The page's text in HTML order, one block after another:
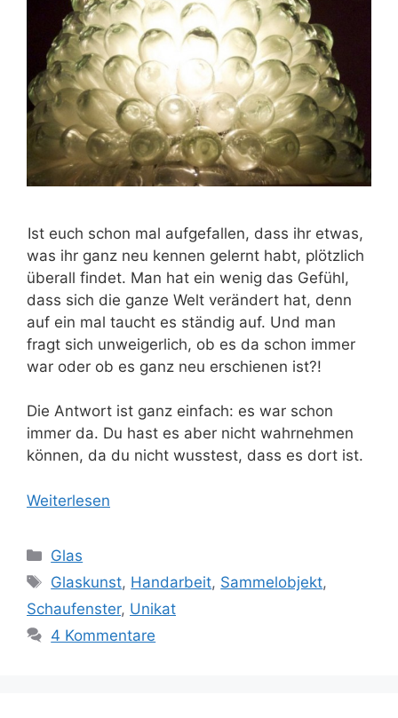
Ist euch schon mal aufgefallen, dass ihr etwas,
was ihr ganz neu kennen gelernt habt, plötzlich
überall findet. Man hat ein wenig das Gefühl,
dass sich die ganze Welt verändert hat, denn
auf ein mal taucht es ständig auf. Und man
fragt sich unweigerlich, ob es da schon immer
war oder ob es ganz neu erschienen ist?!
Die Antwort ist ganz einfach: es war schon
immer da. Du hast es aber nicht wahrnehmen
können, da du nicht wusstest, dass es dort ist.
Weiterlesen
Kategorien
Glas
Schlagwörter
Glaskunst, Handarbeit, Sammelobjekt,
Schaufenster, Unikat
4 Kommentare